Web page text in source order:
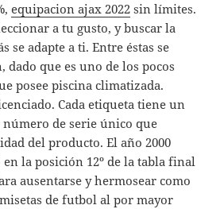
equipacion ajax 2022 sin límites.
a tu gusto, y buscar la
se adapte a ti. Entre éstas se
dado que es uno de los pocos
posee piscina climatizada.
Cada etiqueta tiene un
de serie único que
del producto. El año 2000
en la posición 12º de la tabla final
ausentarse y hermosear como
de futbol al por mayor